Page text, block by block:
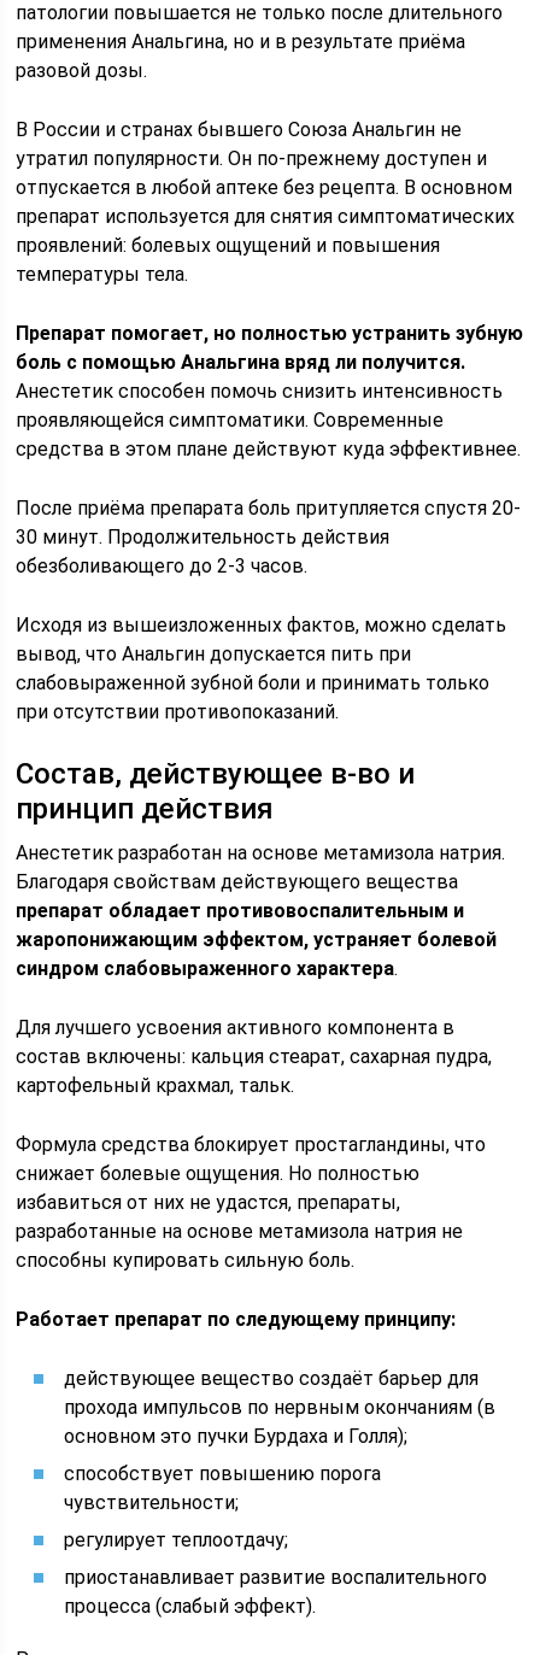
патологии повышается не только после длительного
применения Анальгина, но и в результате приёма
разовой дозы.
В России и странах бывшего Союза Анальгин не
утратил популярности. Он по-прежнему доступен и
отпускается в любой аптеке без рецепта. В основном
препарат используется для снятия симптоматических
проявлений: болевых ощущений и повышения
температуры тела.
Препарат помогает, но полностью устранить зубную
боль с помощью Анальгина вряд ли получится.
Анестетик способен помочь снизить интенсивность
проявляющейся симптоматики. Современные
средства в этом плане действуют куда эффективнее.
После приёма препарата боль притупляется спустя 20-
30 минут. Продолжительность действия
обезболивающего до 2-3 часов.
Исходя из вышеизложенных фактов, можно сделать
вывод, что Анальгин допускается пить при
слабовыраженной зубной боли и принимать только
при отсутствии противопоказаний.
Состав, действующее в-во и
принцип действия
Анестетик разработан на основе метамизола натрия.
Благодаря свойствам действующего вещества
препарат обладает противовоспалительным и
жаропонижающим эффектом, устраняет болевой
синдром слабовыраженного характера.
Для лучшего усвоения активного компонента в
состав включены: кальция стеарат, сахарная пудра,
картофельный крахмал, тальк.
Формула средства блокирует простагландины, что
снижает болевые ощущения. Но полностью
избавиться от них не удастся, препараты,
разработанные на основе метамизола натрия не
способны купировать сильную боль.
Работает препарат по следующему принципу:
действующее вещество создаёт барьер для
прохода импульсов по нервным окончаниям (в
основном это пучки Бурдаха и Голля);
способствует повышению порога
чувствительности;
регулирует теплоотдачу;
приостанавливает развитие воспалительного
процесса (слабый эффект).